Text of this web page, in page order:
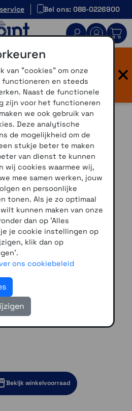
Bel ons: 088-0226900
Onze website heeft
Dezelfde vertrouwde
in een modern jasje.
nieuw is.
×
> Diversen
Official
incl.
Bekijk winkelvoorraad
van "cookies" om onze
en steeds
Naast de functionele
zijn voor het functioneren
we ook gebruik van
Deze analytische
de mogelijkheid om de
stukje beter te maken
van dienst te kunnen
wij cookies waarmee wij,
mee samen werken, jouw
en persoonlijke
tonen. Als je zo optimaal
kunnen maken van onze
dan op 'Alles
je cookie instellingen op
klik dan op
ons cookiebeleid